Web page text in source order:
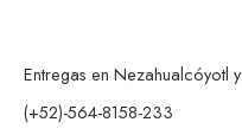
Entregas en Nezahualcóyotl
(+52)-564-8158-233